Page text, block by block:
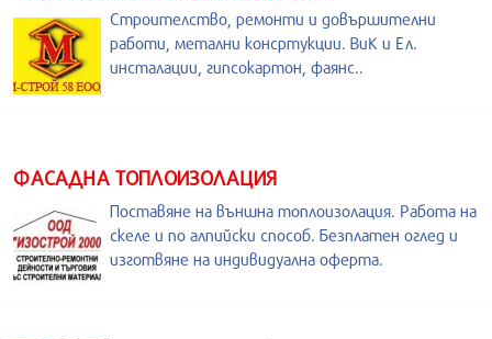
Строителство, ремонти и довършителни
работи, метални консртукции. ВиК и Ел.
инсталации, гипсокартон, фаянс..
ФАСАДНА ТОПЛОИЗОЛАЦИЯ
Поставяне на външна топлоизолация. Работа на
скеле и по алпийски способ. Безплатен оглед и
изготвяне на индивидуална оферта.